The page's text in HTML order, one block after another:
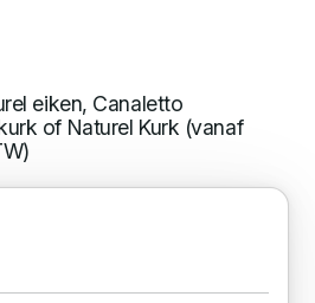
eiken, Canaletto
of Naturel Kurk (vanaf